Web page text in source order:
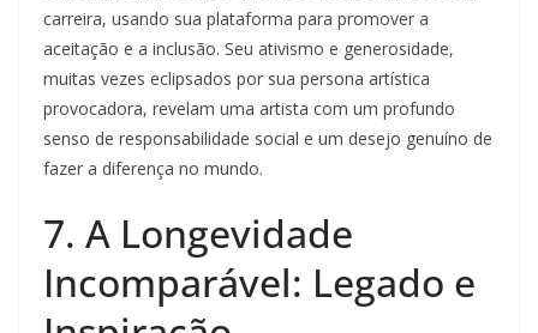
carreira, usando sua plataforma para promover a
aceitação e a inclusão. Seu ativismo e generosidade,
muitas vezes eclipsados por sua persona artística
provocadora, revelam uma artista com um profundo
senso de responsabilidade social e um desejo genuíno de
fazer a diferença no mundo.
7. A Longevidade
Incomparável: Legado e